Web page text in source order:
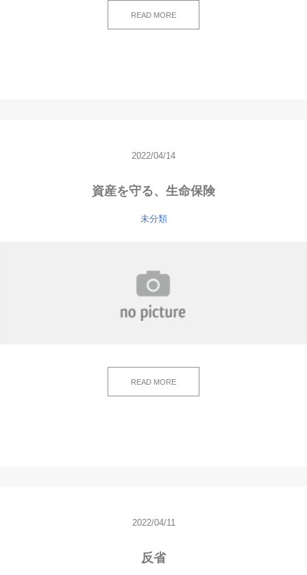
READ MORE
2022/04/14
資産を守る、生命保険
未分類
READ MORE
2022/04/11
反省